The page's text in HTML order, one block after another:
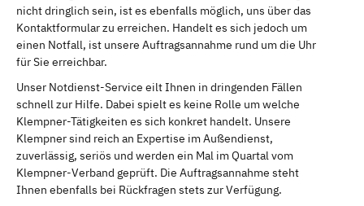
nicht dringlich sein, ist es ebenfalls möglich, uns über das
Kontaktformular zu erreichen. Handelt es sich jedoch um
einen Notfall, ist unsere Auftragsannahme rund um die Uhr
für Sie erreichbar.
Unser Notdienst-Service eilt Ihnen in dringenden Fällen
schnell zur Hilfe. Dabei spielt es keine Rolle um welche
Klempner-Tätigkeiten es sich konkret handelt. Unsere
Klempner sind reich an Expertise im Außendienst,
zuverlässig, seriös und werden ein Mal im Quartal vom
Klempner-Verband geprüft. Die Auftragsannahme steht
Ihnen ebenfalls bei Rückfragen stets zur Verfügung.